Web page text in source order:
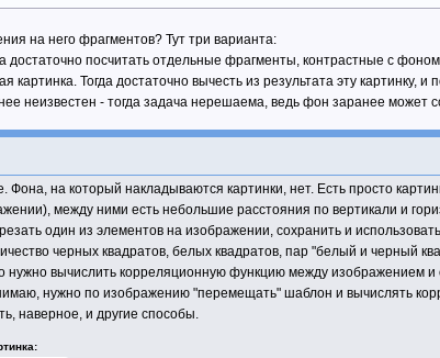
на него фрагментов? Тут три варианта:
посчитать отдельные фрагменты, контрастные с
картинка. Тогда достаточно вычесть из результата эту картинку, и
неизвестен - тогда задача нерешаема, ведь фон заранее может
Фона, на который накладываются картинки, нет. Есть просто
между ними есть небольшие расстояния по вертикали и
один из элементов на изображении, сохранить и
черных квадратов, белых квадратов, пар "белый и
нужно вычислить корреляционную функцию между изображением
нужно по изображению "перемещать" шаблон и вычислять
наверное, и другие способы.